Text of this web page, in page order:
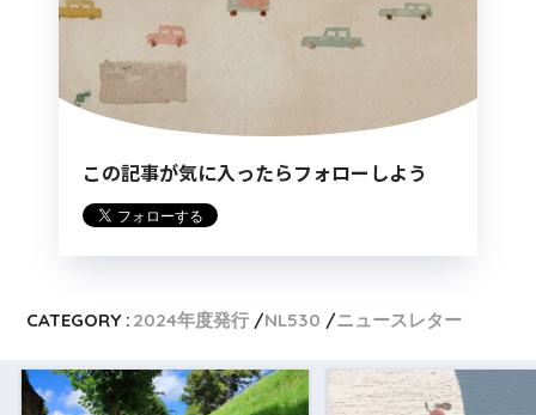
この記事が気に入ったらフォローしよう
CATEGORY : 2024年度発行 NL530 ニュースレター